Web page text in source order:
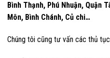
Bình Thạnh, Phú Nhuận, Quận
Môn, Bình Chánh, Củ chi…
Chúng tôi cũng tư vấn các thủ